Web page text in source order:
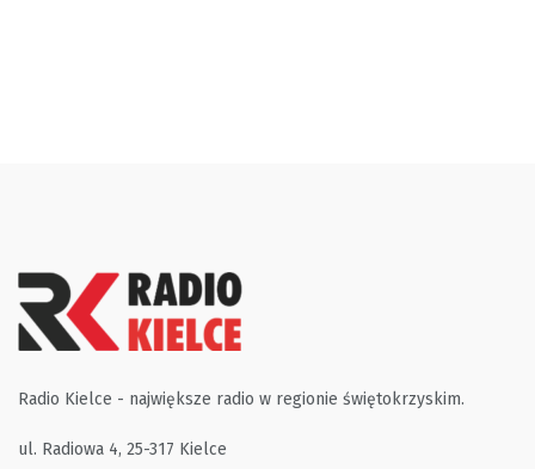
Radio Kielce - największe radio w regionie świętokrzyskim.
ul. Radiowa 4, 25-317 Kielce